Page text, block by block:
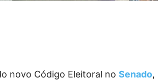
novo Código Eleitoral no Senado,